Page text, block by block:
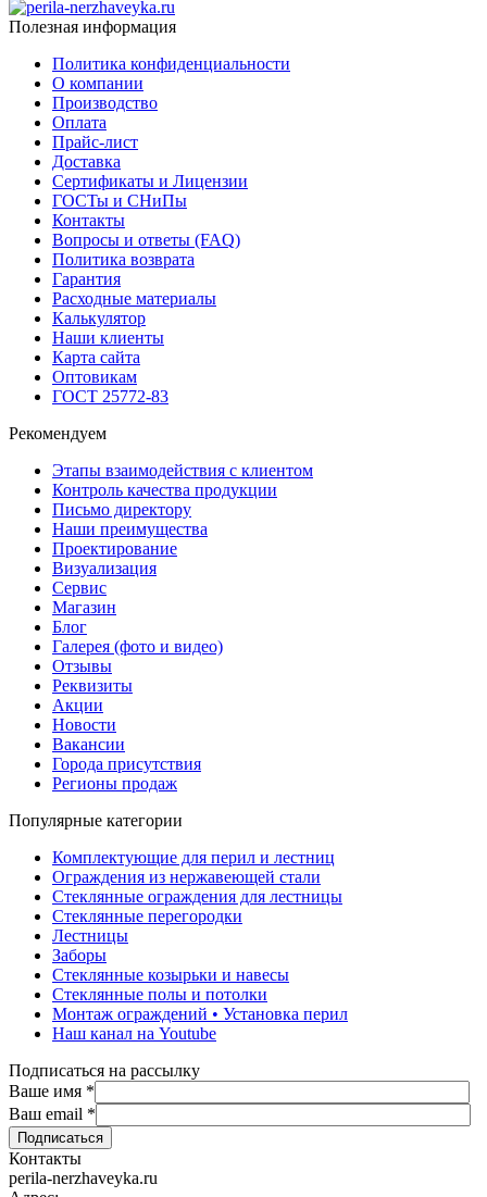
Полезная информация
Политика конфиденциальности
О компании
Производство
Оплата
Прайс-лист
Доставка
Сертификаты и Лицензии
ГОСТы и СНиПы
Контакты
Вопросы и ответы (FAQ)
Политика возврата
Гарантия
Расходные материалы
Калькулятор
Наши клиенты
Карта сайта
Оптовикам
ГОСТ 25772-83
Рекомендуем
Этапы взаимодействия с клиентом
Контроль качества продукции
Письмо директору
Наши преимущества
Проектирование
Визуализация
Сервис
Магазин
Блог
Галерея (фото и видео)
Отзывы
Реквизиты
Акции
Новости
Вакансии
Города присутствия
Регионы продаж
Популярные категории
Комплектующие для перил и лестниц
Ограждения из нержавеющей стали
Стеклянные ограждения для лестницы
Стеклянные перегородки
Лестницы
Заборы
Стеклянные козырьки и навесы
Стеклянные полы и потолки
Монтаж ограждений • Установка перил
Наш канал на Youtube
Подписаться на рассылку
Ваше имя *
Ваш email *
Контакты
perila-nerzhaveyka.ru